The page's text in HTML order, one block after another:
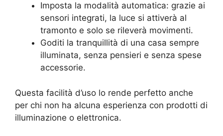
Imposta la modalità automatica: grazie ai
sensori integrati, la luce si attiverà al
tramonto e solo se rileverà movimenti.
Goditi la tranquillità di una casa sempre
illuminata, senza pensieri e senza spese
accessorie.
Questa facilità d’uso lo rende perfetto anche
per chi non ha alcuna esperienza con prodotti di
illuminazione o elettronica.